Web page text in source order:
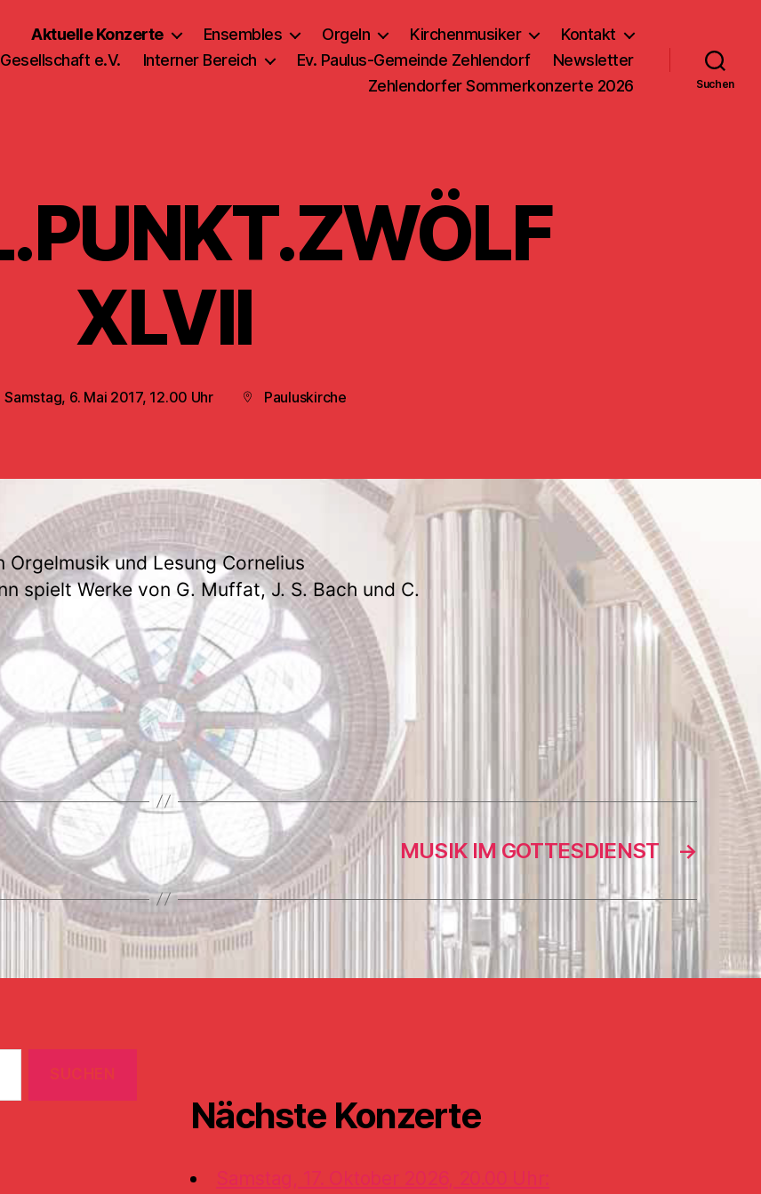
Aktuelle Konzerte Ensembles Orgeln Kirchenmusiker
Kontakt
e.V.
Interner Bereich Ev. Paulus-Gemeinde Zehlendorf
Newsletter
Zehlendorfer Sommerkonzerte 2026
Suchen
XLVII
Samstag, 6. Mai 2017, 12.00 Uhr Beitragsort
Pauluskirche
Orgelmusik und Lesung Cornelius
spielt Werke von G. Muffat, J. S. Bach und C.
→
MUSIK IM GOTTESDIENST
Nächste Konzerte
Samstag, 17. Oktober 2026, 20.00 Uhr: